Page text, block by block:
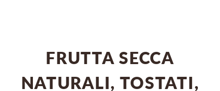
FRUTTA SECCA
NATURALI, TOSTATI,